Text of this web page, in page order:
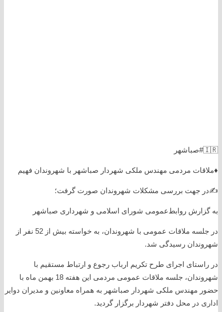
🇮🇷#صباشهر
♦️ملاقات مردمی مهندس ملکی شهردار صباشهر با شهروندان فهیم
✍️در جهت بررسی مشکلات شهروندان صورت گرفت؛
به گزارش روابط‌عمومی شورای اسلامی و شهرداری صباشهر
در جلسه ملاقات عمومی با شهروندان، به خواسته بیش از 52 نفر از
شهروندان رسیدگی شد.
در راستای اجرای طرح تکریم ارباب رجوع و ارتباط مستقیم با
شهروندان، جلسه ملاقات عمومی مردمی این هفته 18 بهمن ماه با
حضور مهندس ملکی شهردار صباشهر به همراه معاونین و مدیران دوایر
اداری در محل دفتر شهردار برگزار گردید.